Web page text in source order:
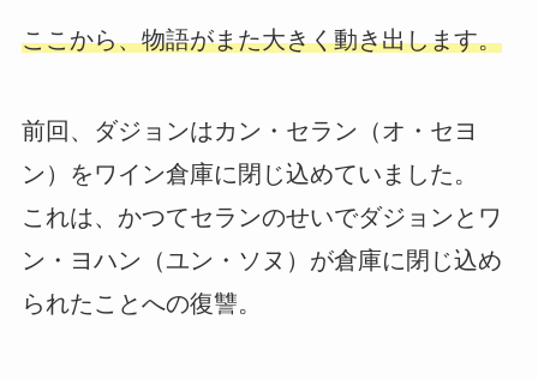
ここから、物語がまた大きく動き出します。
前回、ダジョンはカン・セラン（オ・セヨ
ン）をワイン倉庫に閉じ込めていました。
これは、かつてセランのせいでダジョンとワ
ン・ヨハン（ユン・ソヌ）が倉庫に閉じ込め
られたことへの復讐。